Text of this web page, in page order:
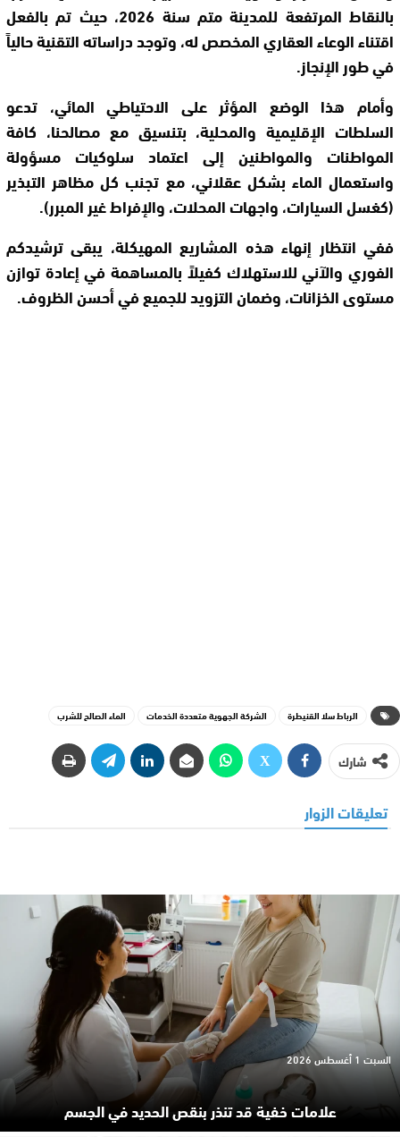
بالنقاط المرتفعة للمدينة متم سنة 2026، حيث تم بالفعل
اقتناء الوعاء العقاري المخصص له، وتوجد دراساته التقنية حالياً
في طور الإنجاز.
وأمام هذا الوضع المؤثر على الاحتياطي المائي، تدعو
السلطات الإقليمية والمحلية، بتنسيق مع مصالحنا، كافة
المواطنات والمواطنين إلى اعتماد سلوكيات مسؤولة
واستعمال الماء بشكل عقلاني، مع تجنب كل مظاهر التبذير
(كغسل السيارات، واجهات المحلات، والإفراط غير المبرر).
ففي انتظار إنهاء هذه المشاريع المهيكلة، يبقى ترشيدكم
الفوري والآني للاستهلاك كفيلاً بالمساهمة في إعادة توازن
مستوى الخزانات، وضمان التزويد للجميع في أحسن الظروف.
الرباط سلا القنيطرة الشركة الجهوية متعددة الخدمات الماء الصالح للشرب
شارك
تعليقات الزوار
علامات خفية قد تنذر بنقص الحديد في الجسم
السبت 1 أغسطس 2026